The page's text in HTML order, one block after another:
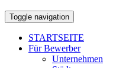
Toggle navigation
STARTSEITE
Für Bewerber
Unternehmen